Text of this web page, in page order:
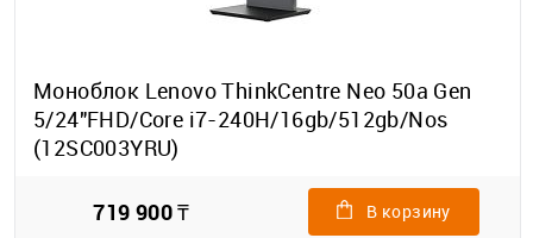
Моноблок Lenovo ThinkCentre Neo 50a Gen
5/24"FHD/Core i7-240H/16gb/512gb/Nos
(12SC003YRU)
719 900 ₸ В корзину